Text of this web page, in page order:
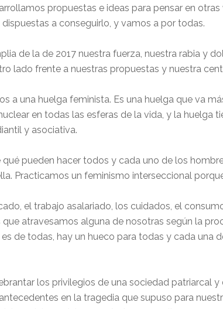
propuestas e ideas para pensar en
a conseguirlo, y vamos a por todas.
de la de 2017 nuestra fuerza, nuestra rabia y
lado frente a nuestras propuestas y nuestra
una huelga feminista. Es una huelga que va
en todas las esferas de la vida, y la huelga
y asociativa.
pueden hacer todos y cada uno de los
Practicamos un feminismo interseccional
el trabajo asalariado, los cuidados, el
atravesamos alguna de nosotras según la
de todas, hay un hueco para todas y cada una
los privilegios de una sociedad patriarcal
en la tragedia que supuso para